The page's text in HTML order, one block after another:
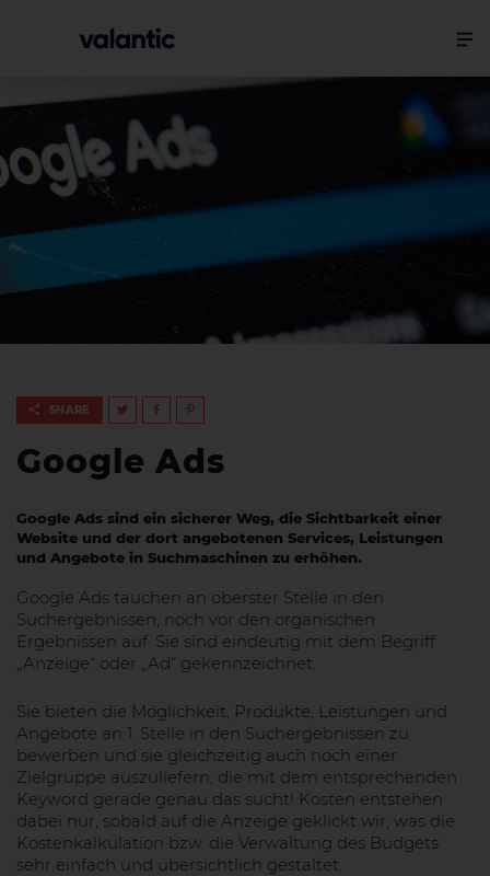
SHARE
Google Ads
Google Ads sind ein sicherer Weg, die Sichtbarkeit einer
Website und der dort angebotenen Services, Leistungen
und Angebote in Suchmaschinen zu erhöhen.
Google Ads tauchen an oberster Stelle in den
Suchergebnissen, noch vor den organischen
Ergebnissen auf. Sie sind eindeutig mit dem Begriff
„Anzeige“ oder „Ad“ gekennzeichnet.
Sie bieten die Möglichkeit, Produkte, Leistungen und
Angebote an 1. Stelle in den Suchergebnissen zu
bewerben und sie gleichzeitig auch noch einer
Zielgruppe auszuliefern, die mit dem entsprechenden
Keyword gerade genau das sucht! Kosten entstehen
dabei nur, sobald auf die Anzeige geklickt wir, was die
Kostenkalkulation bzw. die Verwaltung des Budgets
sehr einfach und übersichtlich gestaltet.